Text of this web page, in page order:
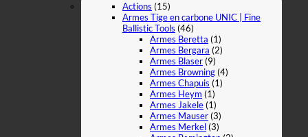
Actions (15)
Armes Tige en carbone UNIC | Fine
Ballistic Tools (46)
Armes Beretta (1)
Armes Bergara (2)
Armes Blaser(9)
Armes Browning(4)
Armes Chapuis (1)
Armes Heym (1)
Armes Jakele(1)
Armes Mauser(3)
Armes Merkel(3)